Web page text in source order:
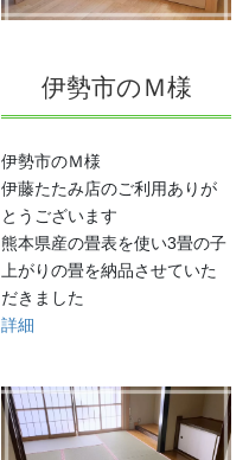
伊勢市のＭ様
伊勢市のＭ様
伊藤たたみ店のご利用ありが
とうございます
熊本県産の畳表を使い3畳の子
上がりの畳を納品させていた
だきました
詳細